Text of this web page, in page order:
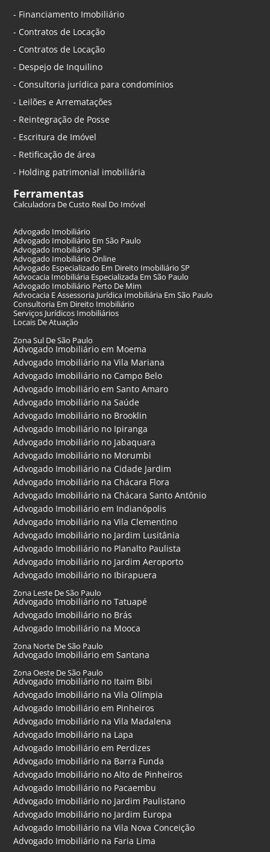
- Financiamento Imobiliário
- Contratos de Locação
- Contratos de Locação
- Despejo de Inquilino
- Consultoria jurídica para condomínios
- Leilões e Arrematações
- Reintegração de Posse
- Escritura de Imóvel
- Retificação de área
- Holding patrimonial imobiliária
Ferramentas
Calculadora De Custo Real Do Imóvel
Advogado Imobiliário
Advogado Imobiliário Em São Paulo
Advogado Imobiliário SP
Advogado Imobiliário Online
Advogado Especializado Em Direito Imobiliário SP
Advocacia Imobiliária Especializada Em São Paulo
Advogado Imobiliário Perto De Mim
Advocacia E Assessoria Jurídica Imobiliária Em São Paulo
Consultoria Em Direito Imobiliário
Serviços Jurídicos Imobiliários
Locais De Atuação
Zona Sul De São Paulo
Advogado Imobiliário em Moema
Advogado Imobiliário na Vila Mariana
Advogado Imobiliário no Campo Belo
Advogado Imobiliário em Santo Amaro
Advogado Imobiliário na Saúde
Advogado Imobiliário no Brooklin
Advogado Imobiliário no Ipiranga
Advogado Imobiliário no Jabaquara
Advogado Imobiliário no Morumbi
Advogado Imobiliário na Cidade Jardim
Advogado Imobiliário na Chácara Flora
Advogado Imobiliário na Chácara Santo Antônio
Advogado Imobiliário em Indianópolis
Advogado Imobiliário na Vila Clementino
Advogado Imobiliário no Jardim Lusitânia
Advogado Imobiliário no Planalto Paulista
Advogado Imobiliário no Jardim Aeroporto
Advogado Imobiliário no Ibirapuera
Zona Leste De São Paulo
Advogado Imobiliário no Tatuapé
Advogado Imobiliário no Brás
Advogado Imobiliário na Mooca
Zona Norte De São Paulo
Advogado Imobiliário em Santana
Zona Oeste De São Paulo
Advogado Imobiliário no Itaim Bibi
Advogado Imobiliário na Vila Olímpia
Advogado Imobiliário em Pinheiros
Advogado Imobiliário na Vila Madalena
Advogado Imobiliário na Lapa
Advogado Imobiliário em Perdizes
Advogado Imobiliário na Barra Funda
Advogado Imobiliário no Alto de Pinheiros
Advogado Imobiliário no Pacaembu
Advogado Imobiliário no Jardim Paulistano
Advogado Imobiliário no Jardim Europa
Advogado Imobiliário na Vila Nova Conceição
Advogado Imobiliário na Faria Lima